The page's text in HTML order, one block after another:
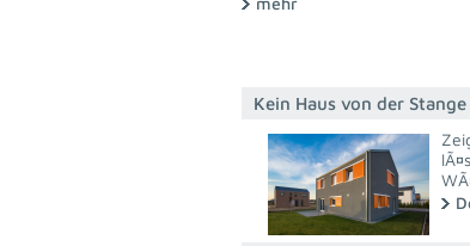
Kein Haus von der Stange